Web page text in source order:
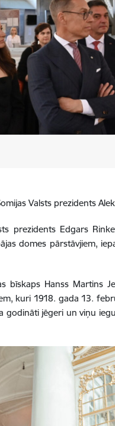
Valsts prezidents
prezidents Edgars
domes pārstāvjiem,
bīskaps Hanss
kuri 1918. gada 13.
jēgeri un viņu